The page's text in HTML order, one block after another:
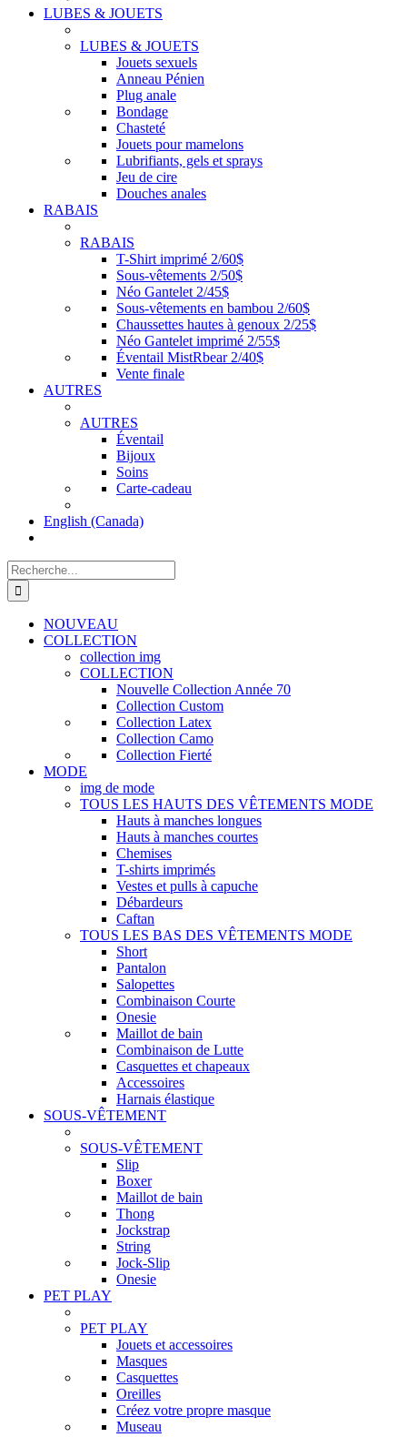
LUBES & JOUETS
LUBES & JOUETS
Jouets sexuels
Anneau Pénien
Plug anale
Bondage
Chasteté
Jouets pour mamelons
Lubrifiants, gels et sprays
Jeu de cire
Douches anales
RABAIS
RABAIS
T-Shirt imprimé 2/60$
Sous-vêtements 2/50$
Néo Gantelet 2/45$
Sous-vêtements en bambou 2/60$
Chaussettes hautes à genoux 2/25$
Néo Gantelet imprimé 2/55$
Éventail MistRbear 2/40$
Vente finale
AUTRES
AUTRES
Éventail
Bijoux
Soins
Carte-cadeau
English (Canada)
Recherche
de
:
NOUVEAU
COLLECTION
collection img
COLLECTION
Nouvelle Collection Année 70
Collection Custom
Collection Latex
Collection Camo
Collection Fierté
MODE
img de mode
TOUS LES HAUTS DES VÊTEMENTS MODE
Hauts à manches longues
Hauts à manches courtes
Chemises
T-shirts imprimés
Vestes et pulls à capuche
Débardeurs
Caftan
TOUS LES BAS DES VÊTEMENTS MODE
Short
Pantalon
Salopettes
Combinaison Courte
Onesie
Maillot de bain
Combinaison de Lutte
Casquettes et chapeaux
Accessoires
Harnais élastique
SOUS-VÊTEMENT
SOUS-VÊTEMENT
Slip
Boxer
Maillot de bain
Thong
Jockstrap
String
Jock-Slip
Onesie
PET PLAY
PET PLAY
Jouets et accessoires
Masques
Casquettes
Oreilles
Créez votre propre masque
Museau